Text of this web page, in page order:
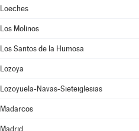
Loeches
Los Molinos
Los Santos de la Humosa
Lozoya
Lozoyuela-Navas-Sieteiglesias
Madarcos
Madrid